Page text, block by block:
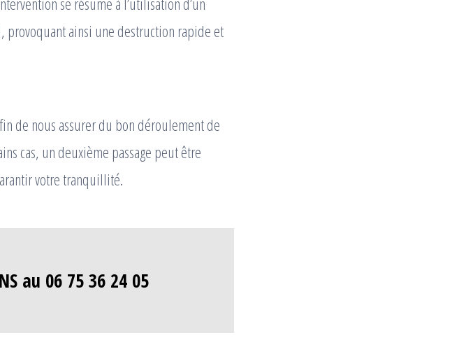
ainsi une destruction rapide et
de nous assurer du bon déroulement de
cas, un deuxième passage peut être
votre tranquillité.
au 06 75 36 24 05